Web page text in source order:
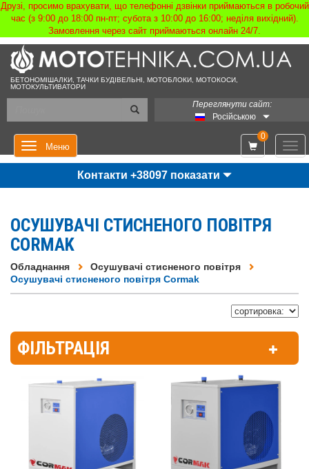
Друзі, просимо врахувати, що телефонні дзвінки приймаються в робочий
час (з 9:00 до 18:00 пн-пт; субота з 10:00 до 16:00; неділя вихідний).
Замовлення через сайт приймаються онлайн 24/7.
БЕТОНОМІШАЛКИ, ТАЧКИ БУДІВЕЛЬНІ, МОТОБЛОКИ, МОТОКОСИ,
МОТОКУЛЬТИВАТОРИ
Переглянути сайт:
Російською
Меню
0
Контакти +38097 показати
ОСУШУВАЧІ СТИСНЕНОГО ПОВІТРЯ
CORMAK
Обладнання
Осушувачі стисненого повітря
Осушувачі стисненого повітря Cormak
ФІЛЬТРАЦІЯ